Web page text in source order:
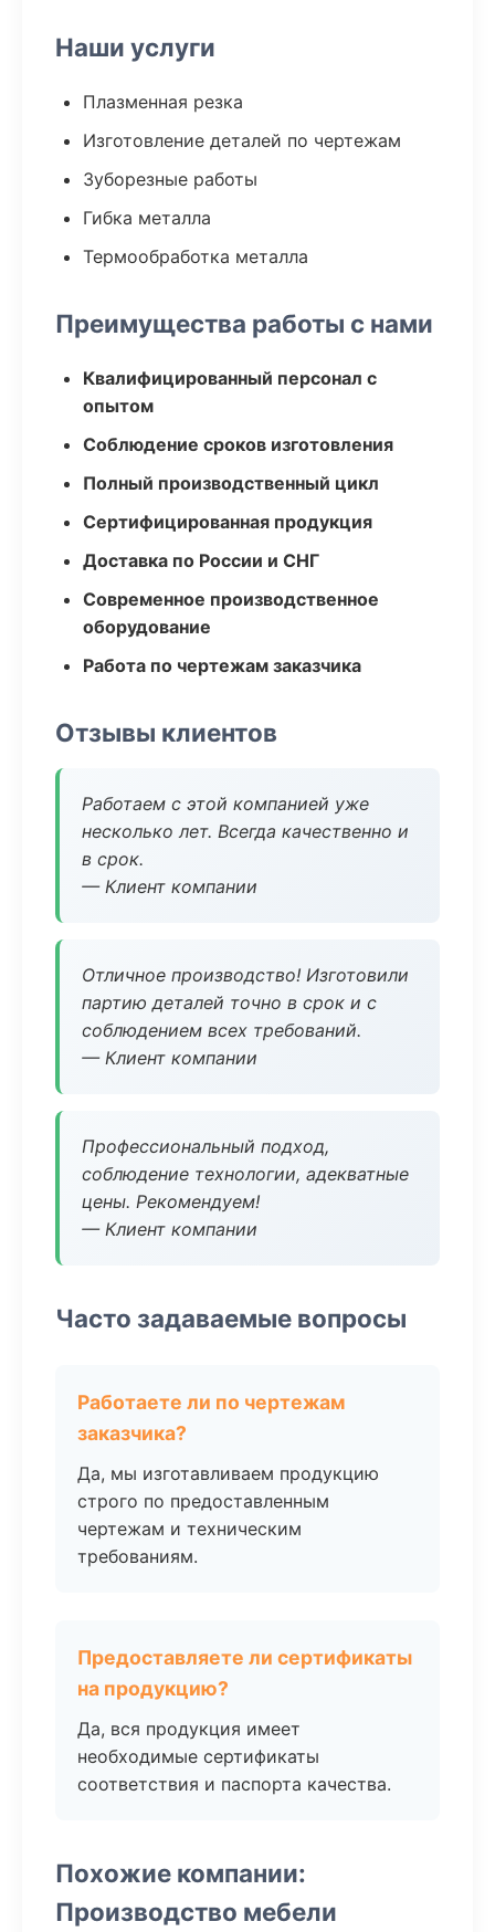
Наши услуги
Плазменная резка
Изготовление деталей по чертежам
Зуборезные работы
Гибка металла
Термообработка металла
Преимущества работы с нами
Квалифицированный персонал с
опытом
Соблюдение сроков изготовления
Полный производственный цикл
Сертифицированная продукция
Доставка по России и СНГ
Современное производственное
оборудование
Работа по чертежам заказчика
Отзывы клиентов
Работаем с этой компанией уже
несколько лет. Всегда качественно и
в срок.
— Клиент компании
Отличное производство! Изготовили
партию деталей точно в срок и с
соблюдением всех требований.
— Клиент компании
Профессиональный подход,
соблюдение технологии, адекватные
цены. Рекомендуем!
— Клиент компании
Часто задаваемые вопросы
Работаете ли по чертежам
заказчика?
Да, мы изготавливаем продукцию
строго по предоставленным
чертежам и техническим
требованиям.
Предоставляете ли сертификаты
на продукцию?
Да, вся продукция имеет
необходимые сертификаты
соответствия и паспорта качества.
Похожие компании:
Производство мебели